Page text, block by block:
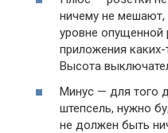
ничему не
уровне
приложения
Высота
Минус — для того
штепсель, нужно
не должен быть